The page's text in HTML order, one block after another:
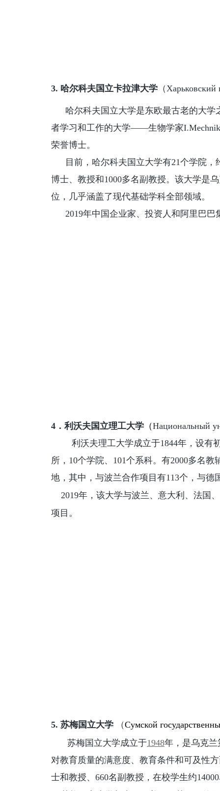
3. 哈尔科夫国立卡拉津大学 （Харьковский
哈尔科夫国立大学是东欧最古老的大
者学习和工作的大学——生物学家
荣誉博士。
目前，哈尔科夫国立大学有21个学院
博士、教授和1000多名副教授。该大学是
位，几乎涵盖了现代基础学科全部领域。
2019年中国企业家、投资人和阿里巴
4．利沃夫国立理工大学 （Национальный
利沃夫理工大学成立于1844年，设有
所，10个学院、101个系科。有2000多名
地，其中，与波兰合作项目有113个，与德
2019年，该大学与波兰、意大利、法国
项目。
5. 苏梅国立大学 （Сумской
苏梅国立大学成立于1948年，是乌克兰
对教育质量的满意度、教育条件和可及性
士和教授、660名副教授，在校学生约